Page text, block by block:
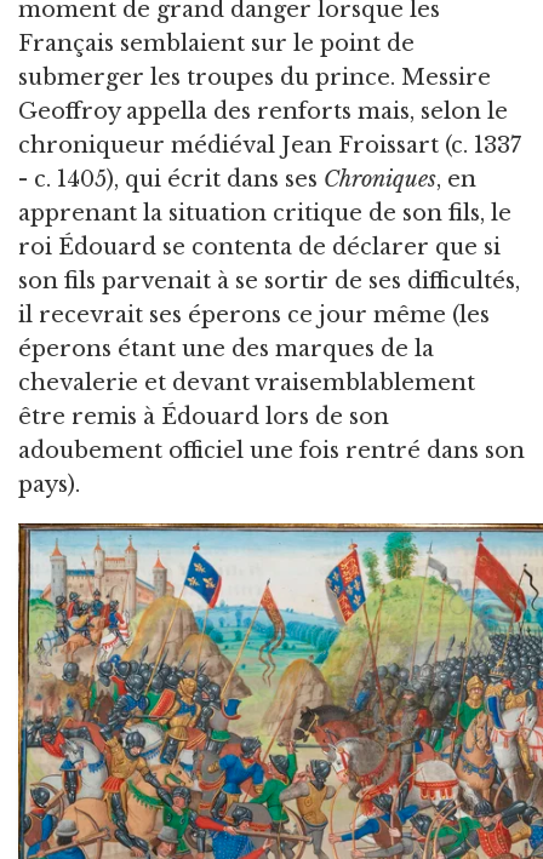
moment de grand danger lorsque les
Français semblaient sur le point de
submerger les troupes du prince. Messire
Geoffroy appella des renforts mais, selon le
chroniqueur médiéval Jean Froissart (c. 1337
- c. 1405), qui écrit dans ses Chroniques, en
apprenant la situation critique de son fils, le
roi Édouard se contenta de déclarer que si
son fils parvenait à se sortir de ses difficultés,
il recevrait ses éperons ce jour même (les
éperons étant une des marques de la
chevalerie et devant vraisemblablement
être remis à Édouard lors de son
adoubement officiel une fois rentré dans son
pays).